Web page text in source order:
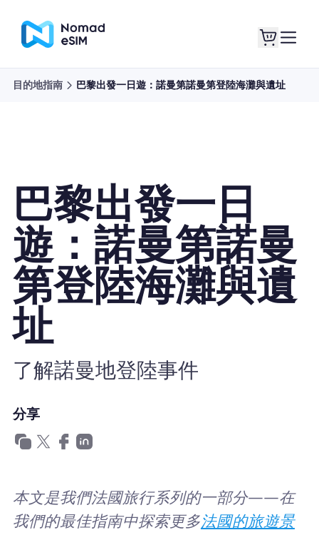
購買計劃
關於eSIM
為什麼選擇Nomad eSIM
企業用戶
目的地指南 巴黎出發一日遊：諾曼第諾曼第登陸海灘與遺址
巴黎出發一日
遊：諾曼第諾曼
第登陸海灘與遺
址
了解諾曼地登陸事件
分享
本文是我們法國旅行系列的一部分——在
我們的最佳指南中探索更多法國的旅遊景